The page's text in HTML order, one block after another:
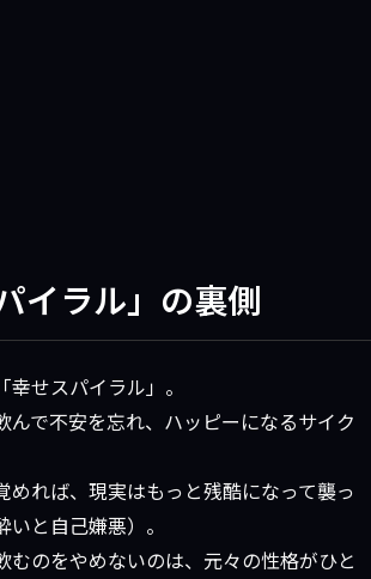
イラル」の裏側
せスパイラル」。
んで不安を忘れ、ハッピーになるサイク
めれば、現実はもっと残酷になって襲っ
と自己嫌悪）。
むのをやめないのは、元々の性格がひと